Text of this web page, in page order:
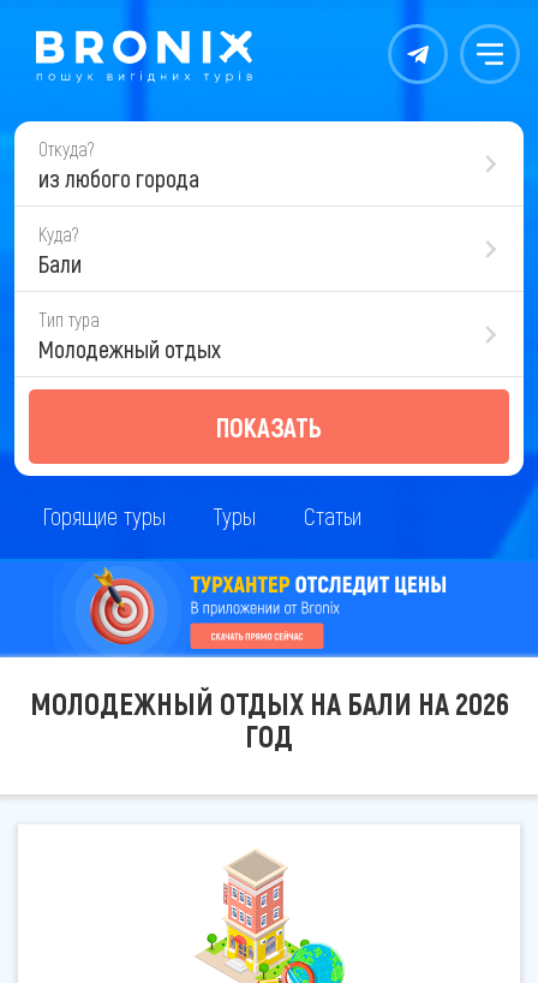
Контакты Меню
Откуда?
из любого города
Куда?
Бали
Тип тура
Молодежный отдых
ПОКАЗАТЬ
Горящие туры Туры Статьи
МОЛОДЕЖНЫЙ ОТДЫХ НА БАЛИ НА 2026
ГОД